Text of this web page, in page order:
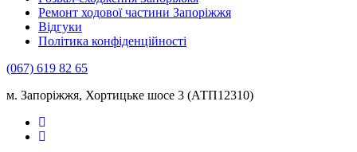
Ремонт ходової частини Запоріжжя
Відгуки
Політика конфіденційності
(067) 619 82 65
м. Запоріжжя, Хортицьке шосе 3 (АТП12310)